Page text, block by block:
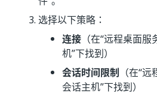
选择以下策略：
连接 （在“远程桌面服
机”下找到）
会话时间限制 （在“
会话主机”下找到）